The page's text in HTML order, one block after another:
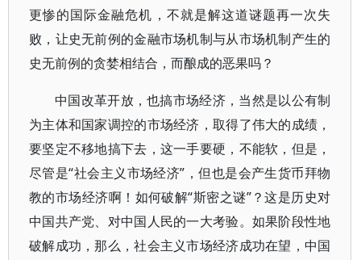
更惨的国际金融危机，不就是解这道谜题再一次失
败，让史无前例的金融市场机制与从市场机制产生的
史无前例的贪婪相结合，而酿成的恶果吗？
中国改革开放，也搞市场经济，当然是以公有制
为主体和国家调控的市场经济，取得了伟大的成绩，
要坚定不移地搞下去，这一手要硬，不能软，但是，
尽管是“社会主义市场经济”，但也是会产生货币拜物
教的市场经济啊！如何破解“斯密之谜”？这是历史对
中国共产党、对中国人民的一大考验。如果阶段性地
破解成功，那么，社会主义市场经济成功在望，中国